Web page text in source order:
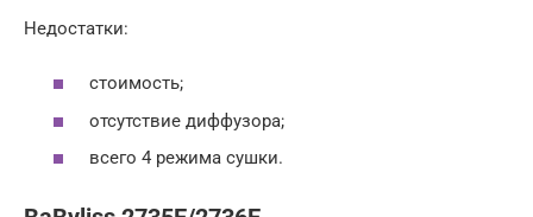
Недостатки:
стоимость;
отсутствие диффузора;
всего 4 режима сушки.